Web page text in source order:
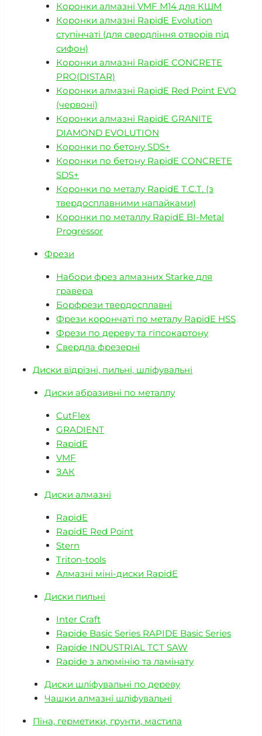
Коронки алмазні VMF М14 для КШМ
Коронки алмазні RapidE Evolution
ступінчаті (для свердління отворів під
сифон)
Коронки алмазні RapidE CONCRETE
PRO(DISTAR)
Коронки алмазні RapidE Red Point EVO
(червоні)
Коронки алмазні RapidE GRANITE
DIAMOND EVOLUTION
Коронки по бетону SDS+
Коронки по бетону RapidE CONCRETE
SDS+
Коронки по металу RapidE T.C.T. (з
твердосплавними напайками)
Коронки по металлу RapidE BI-Metal
Progressor
Фрези
Набори фрез алмазних Starke для
гравера
Борфрези твердосплавні
Фрези корончаті по металу RapidE HSS
Фрези по дереву та гіпсокартону
Свердла фрезерні
Диски відрізні, пильні, шліфувальні
Диски абразивні по металлу
CutFlex
GRADIENT
RapidE
VMF
ЗАК
Диски алмазні
RapidE
RapidE Red Point
Stern
Triton-tools
Алмазні міні-диски RapidE
Диски пильні
Inter Craft
Rapide Basic Series RAPIDE Basic Series
Rapide INDUSTRIAL TCT SAW
Rapide з алюмінію та ламінату
Диски шліфувальні по дереву
Чашки алмазні шліфувальні
Піна, герметики, грунти, мастила